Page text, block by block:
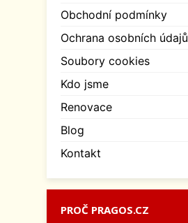
Obchodní podmínky
Ochrana osobních údajů
Soubory cookies
Kdo jsme
Renovace
Blog
Kontakt
PROČ PRAGOS.CZ